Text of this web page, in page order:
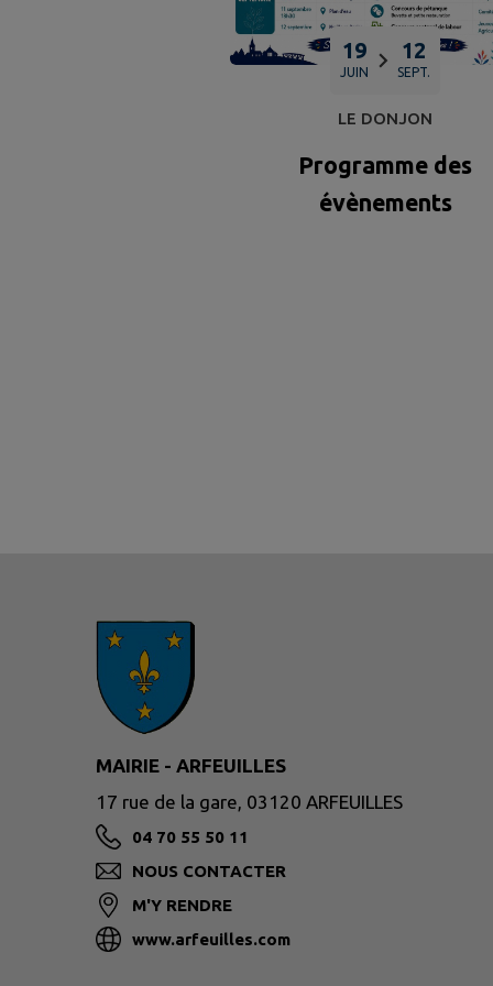
19
JUIN
12
SEPT.
LE DONJON
Programme des
évènements
MAIRIE - ARFEUILLES
17 rue de la gare, 03120 ARFEUILLES
04 70 55 50 11
NOUS CONTACTER
M'Y RENDRE
www.arfeuilles.com